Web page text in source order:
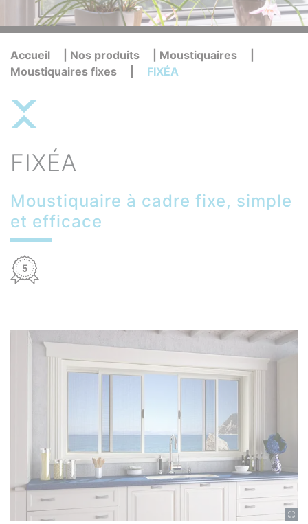
Accueil Nos produits Moustiquaires
Moustiquaires fixes
FIXÉA
FIXÉA
Moustiquaire à cadre fixe, simple
et efficace